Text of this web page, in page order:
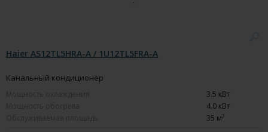
Haier AS12TL5HRA-A / 1U12TL5FRA-A
Канальный кондиционер
3.5 кВт
4.0 кВт
35 м2